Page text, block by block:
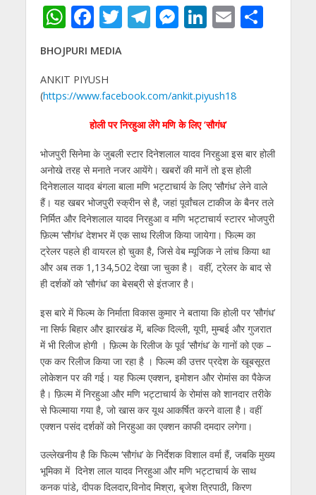
W
h
at
s
A
p
F
ac
e
b
o
o
k
T
itt
er
T
gr
a
m
M
e
n
g
er
Li
dI
n
E
l
S
BHOJPURI MEDIA
ANKIT PIYUSH
(https://www.facebook.com/ankit.piyush18
होली पर निरहुआ लेंगे मणि के लिए ‘सौगंध’
भोजपुरी सिनेमा के जुबली स्‍टार दिनेशलाल यादव निरहुआ इस बार होली
अनोखे तरह से मनाते नजर आयेंगे। खबरों की मानें तो इस होली
दिनेशलाल यादव बंगला बाला मणि भट्टाचार्य के लिए ‘सौगंध’ लेने वाले
हैं। यह खबर भोजपुरी स्‍क्रीन से है, जहां पूर्वांचल टाकीज के बैनर तले
निर्मित और दिनेशलाल यादव निरहुआ व मणि भट्टाचार्य स्‍टारर भोजपुरी
फ़िल्म‘सौगंध’देशभर में एक साथ रिलीज किया जायेगा। फिल्‍म का
ट्रेलर पहले ही वायरल हो चुका है, जिसे वेब म्‍यूजिक ने लांच किया था
और अब तक 1,134,502 देखा जा चुका है। वहीं, ट्रेलर के बाद से
ही दर्शकों को ‘सौगंध’ का बेसब्री से इंतजार है।
इस बारे में फिल्‍म के निर्माता विकास कुमार ने बताया कि होली पर ‘सौगंध’
ना सिर्फ बिहार और झारखंड में, बल्कि दिल्ली, यूपी, मुम्बई और गुजरात
में भी रिलीज होगी । फ़िल्म के रिलीज के पूर्व ‘सौगंध’ के गानों को एक –
एक कर रिलीज किया जा रहा है । फिल्‍म की उत्तर प्रदेश के खूबसूरत
लोकेशन पर की गई। यह फिल्‍म एक्शन, इमोशन और रोमांस का पैकेज
है। फ़िल्म में निरहुआ और मणि भट्टाचार्य के रोमांस को शानदार तरीके
से फिल्माया गया है, जो खास कर यूथ आकर्षित करने वाला है। वहीं
एक्शन पसंद दर्शकों को निरहुआ का एक्शन काफी दमदार लगेगा।
उल्लेखनीय है कि फिल्‍म‘सौगंध’ के निर्देशक विशाल वर्मा हैं, जबकि मुख्‍य
भूमिका में दिनेश लाल यादव निरहुआ और मणि भट्टाचार्य के साथ
कनक पांडे, दीपक दिलदार,विनोद मिश्रा, बृजेश त्रिपाठी, किरण